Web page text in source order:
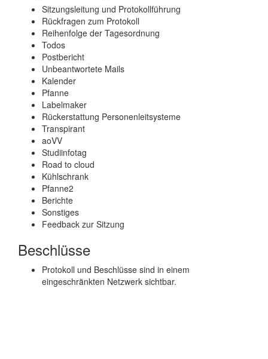
Sitzungsleitung und Protokollführung
Rückfragen zum Protokoll
Reihenfolge der Tagesordnung
Todos
Postbericht
Unbeantwortete Mails
Kalender
Pfanne
Labelmaker
Rückerstattung Personenleitsysteme
Transpirant
aoVV
Studiinfotag
Road to cloud
Kühlschrank
Pfanne2
Berichte
Sonstiges
Feedback zur Sitzung
Beschlüsse
Protokoll und Beschlüsse sind in einem
eingeschränkten Netzwerk sichtbar.